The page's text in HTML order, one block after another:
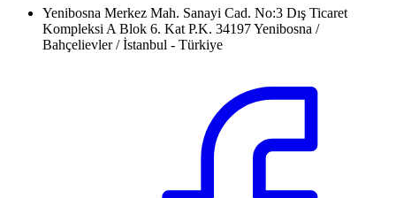
Yenibosna Merkez Mah. Sanayi Cad. No:3 Dış Ticaret
Kompleksi A Blok 6. Kat P.K. 34197 Yenibosna /
Bahçelievler / İstanbul - Türkiye